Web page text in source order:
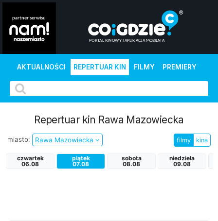
AKTUALNOŚCI REPERTUAR KIN FILMY PREMIERY
Repertuar kin Rawa Mazowiecka
miasto: Rawa Mazowiecka filmy kina
czwartek
06.08
piątek
07.08
sobota
08.08
niedziela
09.08